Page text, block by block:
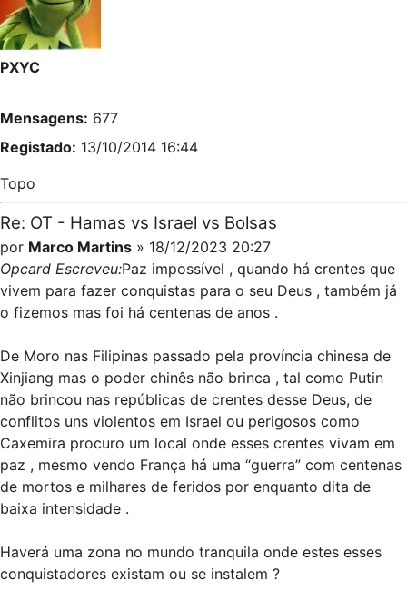
PXYC
Mensagens: 677
Registado: 13/10/2014 16:44
Topo
Re: OT - Hamas vs Israel vs Bolsas
por Marco Martins » 18/12/2023 20:27
Opcard Escreveu:Paz impossível , quando há crentes que
vivem para fazer conquistas para o seu Deus , também já
o fizemos mas foi há centenas de anos .
De Moro nas Filipinas passado pela província chinesa de
Xinjiang mas o poder chinês não brinca , tal como Putin
não brincou nas repúblicas de crentes desse Deus, de
conflitos uns violentos em Israel ou perigosos como
Caxemira procuro um local onde esses crentes vivam em
paz , mesmo vendo França há uma “guerra” com centenas
de mortos e milhares de feridos por enquanto dita de
baixa intensidade .
Haverá uma zona no mundo tranquila onde estes esses
conquistadores existam ou se instalem ?